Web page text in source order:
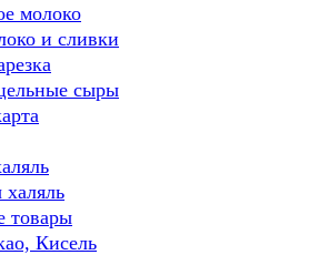
молоко
и сливки
сыры
товары
Кисель